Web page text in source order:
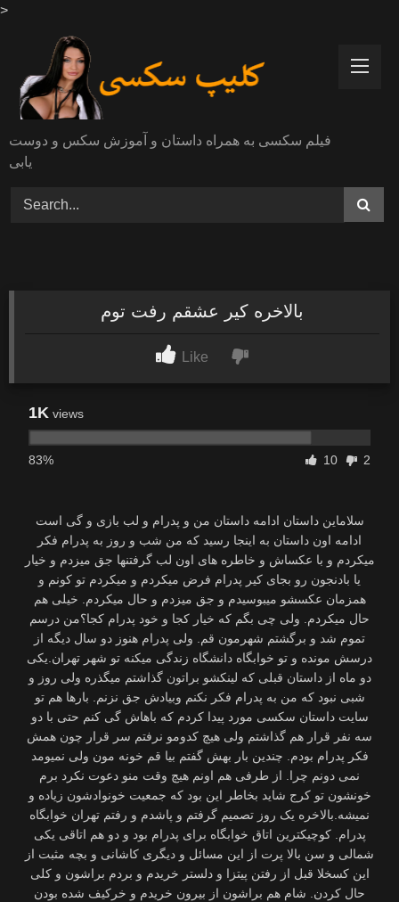
>
content
فیلم سکسی به همراه داستان و آموزش سکس و دوست
یابی
بالاخره کیر عشقم رفت توم
Like
1K views
83% 10 2
سلاماین داستان ادامه داستان من و پدرام و لب بازی و گی است
ادامه اون داستان به اینجا رسید که من شب و روز به پدرام فکر
میکردم و با عکساش و خاطره های اون لب گرفتنها جق میزدم و خیار
یا بادنجون رو بجای کیر پدرام فرض میکردم و میکردم تو کونم و
همزمان عکسشو میبوسیدم و جق میزدم و حال میکردم. خیلی هم
حال میکردم. ولی چی بگم که خیار کجا و خود پدرام کجا؟من درسم
تموم شد و برگشتم شهرمون قم. ولی پدرام هنوز دو سال دیگه از
درسش مونده و تو خوابگاه دانشگاه زندگی میکنه تو شهر تهران.یکی
دو ماه از داستان قبلی که لینکشو براتون گذاشتم میگذره ولی روز و
شبی نبود که من به پدرام فکر نکنم وبیادش جق نزنم. بارها هم تو
سایت داستان سکسی مورد پیدا کردم که باهاش گی کنم حتی با دو
سه نفر قرار هم گذاشتم ولی هیچ کدومو نرفتم سر قرار چون همش
فکر پدرام بودم. چندین بار بهش گفتم بیا قم خونه مون ولی نمیومد
نمی دونم چرا. از طرفی هم اونم هیچ وقت منو دعوت نکرد برم
خونشون تو کرج شاید بخاطر این بود که جمعیت خونوادشون زیاده و
نمیشه.بالاخره یک روز تصمیم گرفتم و پاشدم و رفتم تهران خوابگاه
پدرام. کوچیکترین اتاق خوابگاه برای پدرام بود و دو هم اتاقی یکی
شمالی و سن بالا پرت از این مسائل و دیگری کاشانی و بچه مثبت از
این کسخلا قبل از رفتن پیتزا و دلستر خریدم و بردم براشون و کلی
حال کردن. شام هم براشون از بیرون خریدم و خرکیف شده بودن